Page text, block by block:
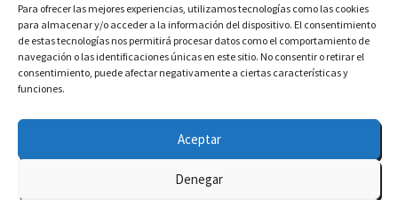
Para ofrecer las mejores experiencias, utilizamos tecnologías como las cookies
para almacenar y/o acceder a la información del dispositivo. El consentimiento
de estas tecnologías nos permitirá procesar datos como el comportamiento de
navegación o las identificaciones únicas en este sitio. No consentir o retirar el
consentimiento, puede afectar negativamente a ciertas características y
funciones.
Aceptar
Denegar
herramientas reales para actuar con
antelación, con criterio y con impacto.
LEER MÁS